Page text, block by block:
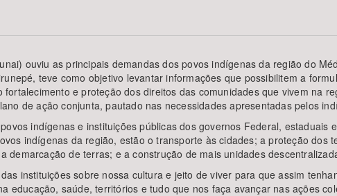
Área Protegida
ouviu as principais demandas dos povos indígenas da região do
teve como objetivo levantar informações que possibilitem a
e proteção dos direitos das comunidades que vivem na
de ação conjunta, pautado nas necessidades apresentadas pelos
indígenas e instituições públicas dos governos Federal, estaduais
indígenas da região, estão o transporte às cidades; a proteção dos
demarcação de terras; e a construção de mais unidades
instituições sobre nossa cultura e jeito de viver para que assim
educação, saúde, territórios e tudo que nos faça avançar nas ações